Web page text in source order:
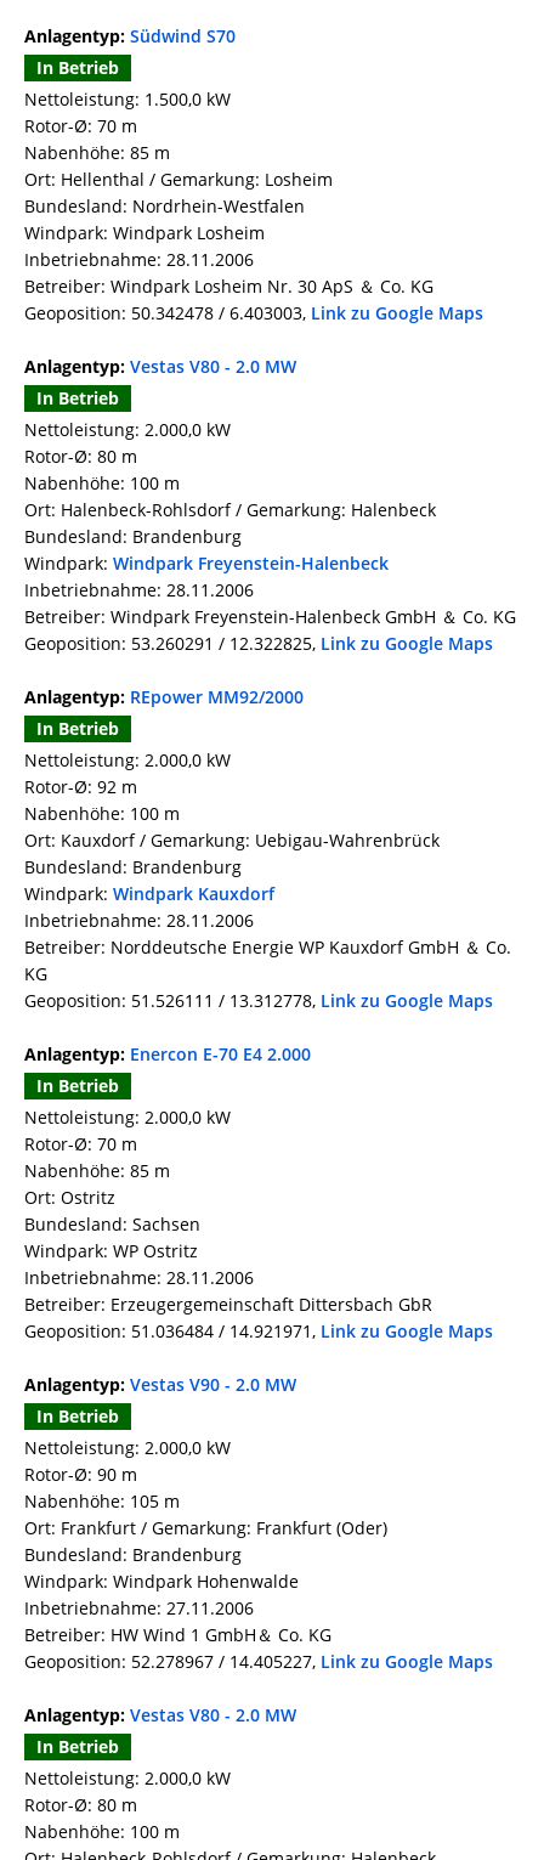
Anlagentyp: Südwind S70
In Betrieb
Nettoleistung: 1.500,0 kW
Rotor-Ø: 70 m
Nabenhöhe: 85 m
Ort: Hellenthal / Gemarkung: Losheim
Bundesland: Nordrhein-Westfalen
Windpark: Windpark Losheim
Inbetriebnahme: 28.11.2006
Betreiber: Windpark Losheim Nr. 30 ApS ＆ Co. KG
Geoposition: 50.342478 / 6.403003, Link zu Google Maps
Anlagentyp: Vestas V80 - 2.0 MW
In Betrieb
Nettoleistung: 2.000,0 kW
Rotor-Ø: 80 m
Nabenhöhe: 100 m
Ort: Halenbeck-Rohlsdorf / Gemarkung: Halenbeck
Bundesland: Brandenburg
Windpark: Windpark Freyenstein-Halenbeck
Inbetriebnahme: 28.11.2006
Betreiber: Windpark Freyenstein-Halenbeck GmbH ＆ Co. KG
Geoposition: 53.260291 / 12.322825, Link zu Google Maps
Anlagentyp: REpower MM92/2000
In Betrieb
Nettoleistung: 2.000,0 kW
Rotor-Ø: 92 m
Nabenhöhe: 100 m
Ort: Kauxdorf / Gemarkung: Uebigau-Wahrenbrück
Bundesland: Brandenburg
Windpark: Windpark Kauxdorf
Inbetriebnahme: 28.11.2006
Betreiber: Norddeutsche Energie WP Kauxdorf GmbH ＆ Co.
KG
Geoposition: 51.526111 / 13.312778, Link zu Google Maps
Anlagentyp: Enercon E-70 E4 2.000
In Betrieb
Nettoleistung: 2.000,0 kW
Rotor-Ø: 70 m
Nabenhöhe: 85 m
Ort: Ostritz
Bundesland: Sachsen
Windpark: WP Ostritz
Inbetriebnahme: 28.11.2006
Betreiber: Erzeugergemeinschaft Dittersbach GbR
Geoposition: 51.036484 / 14.921971, Link zu Google Maps
Anlagentyp: Vestas V90 - 2.0 MW
In Betrieb
Nettoleistung: 2.000,0 kW
Rotor-Ø: 90 m
Nabenhöhe: 105 m
Ort: Frankfurt / Gemarkung: Frankfurt (Oder)
Bundesland: Brandenburg
Windpark: Windpark Hohenwalde
Inbetriebnahme: 27.11.2006
Betreiber: HW Wind 1 GmbH＆ Co. KG
Geoposition: 52.278967 / 14.405227, Link zu Google Maps
Anlagentyp: Vestas V80 - 2.0 MW
In Betrieb
Nettoleistung: 2.000,0 kW
Rotor-Ø: 80 m
Nabenhöhe: 100 m